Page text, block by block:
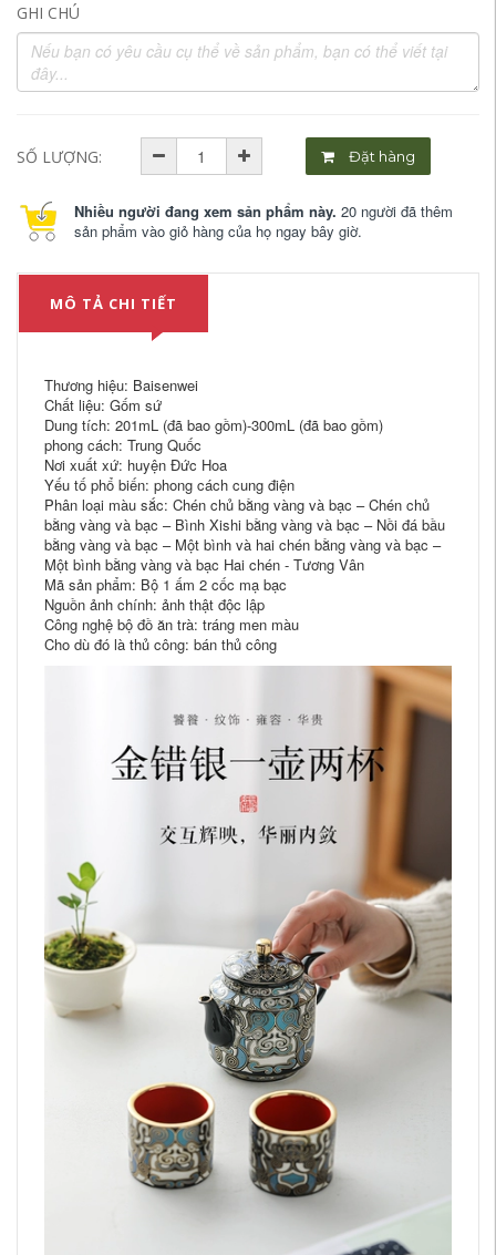
GHI CHÚ
SỐ LƯỢNG: Đặt hàng
Nhiều người đang xem sản phẩm này. 20 người đã thêm
sản phẩm vào giỏ hàng của họ ngay bây giờ.
MÔ TẢ CHI TIẾT
Thương hiệu: Baisenwei
Chất liệu: Gốm sứ
Dung tích: 201mL (đã bao gồm)-300mL (đã bao gồm)
phong cách: Trung Quốc
Nơi xuất xứ: huyện Đức Hoa
Yếu tố phổ biến: phong cách cung điện
Phân loại màu sắc: Chén chủ bằng vàng và bạc – Chén chủ
bằng vàng và bạc – Bình Xishi bằng vàng và bạc – Nồi đá bầu
bằng vàng và bạc – Một bình và hai chén bằng vàng và bạc –
Một bình bằng vàng và bạc Hai chén - Tương Vân
Mã sản phẩm: Bộ 1 ấm 2 cốc mạ bạc
Nguồn ảnh chính: ảnh thật độc lập
Công nghệ bộ đồ ăn trà: tráng men màu
Cho dù đó là thủ công: bán thủ công